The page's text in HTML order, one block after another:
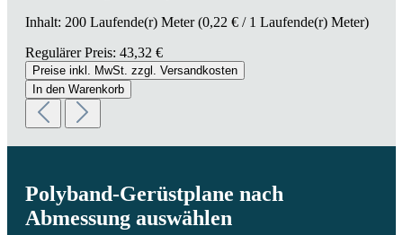
Inhalt: 200 Laufende(r) Meter(0,22 € / 1 Laufende(r) Meter)
Regulärer Preis: 43,32 €
Preise inkl. MwSt. zzgl. Versandkosten
In den Warenkorb
Polyband-Gerüstplane nach
Abmessung auswählen